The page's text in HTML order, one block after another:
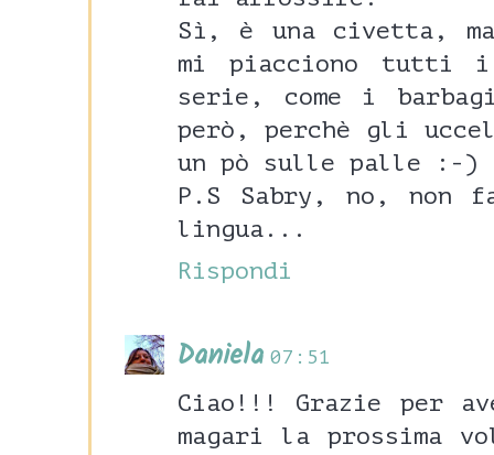
Sì, è una civetta,
mi piacciono tutti i
serie, come i
però, perchè gli
un pò sulle palle :-)
P.S Sabry, no, non
lingua...
Rispondi
Daniela 07:51
Ciao!!! Grazie per
magari la prossima